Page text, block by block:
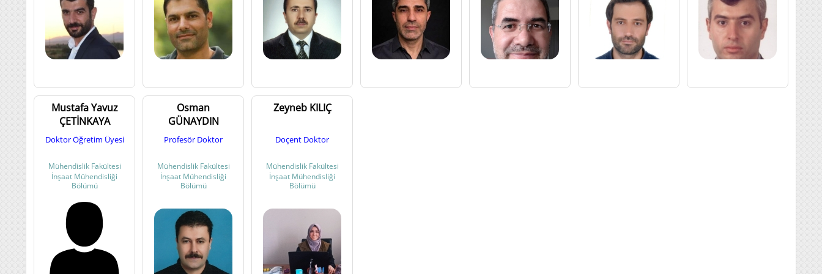
Eğitim Fakültesi
Temel Eğitim Bölümü
Eğitim Fakültesi
Türkçe ve Sosyal Bilimler Eğitimi Bölümü
17
Eğitim Fakültesi/Yabancı Diller Eğitimi Bölümü
Eğitim Fakültesi/Özel Eğitim Bölümü
4
Fakülteler
/Eczacılık Fakültesi
2
Fakülteler
Fakülteler
Fakülteler
Fakülteler
Fakülteler
Fen Edebiyat Fakültesi
Fen Edebiyat Fakültesi
Fen Edebiyat Fakültesi
Mustafa Yavuz
ÇETİNKAYA
Doktor Öğretim Üyesi
Mühendislik Fakültesi
İnşaat Mühendisliği
Bölümü
Osman
GÜNAYDIN
Profesör Doktor
Mühendislik Fakültesi
İnşaat Mühendisliği
Bölümü
Zeyneb KILIÇ
Doçent Doktor
Mühendislik Fakültesi
İnşaat Mühendisliği
Bölümü